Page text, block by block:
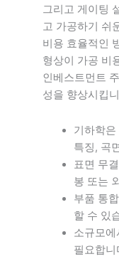
그리고 게이팅
고 가공하기 쉬
비용 효율적인
형상이 가공 비
인베스트먼트
성을 향상시킵
기하학
특징, 곡
표면 무
봉 또는
부품 통
할 수 있
소규모
필요합니